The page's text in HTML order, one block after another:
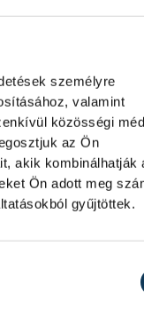
személyre
valamint
közösségi
az Ön
akik kombinálhatják
Ön adott meg
gyűjtöttek.